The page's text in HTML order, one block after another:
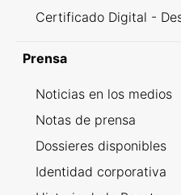
Certificado Digital -
Prensa
Noticias en los medios
Notas de prensa
Dossieres disponibles
Identidad corporativa